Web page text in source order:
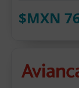
$MXN